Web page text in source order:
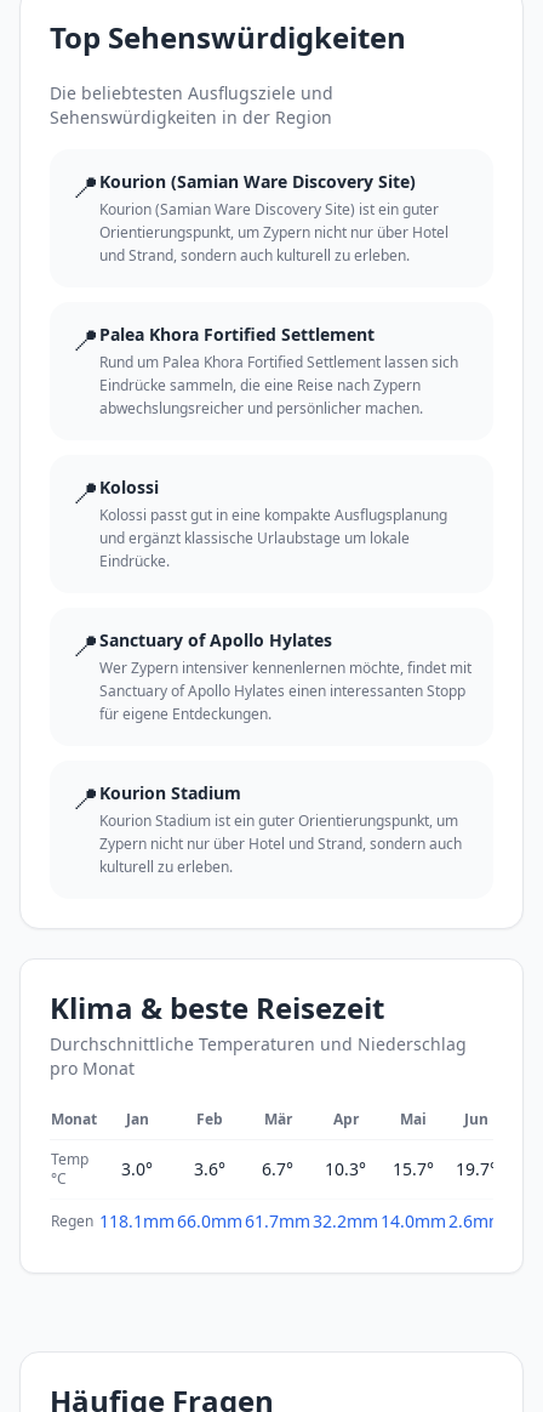
Top Sehenswürdigkeiten
Die beliebtesten Ausflugsziele und
Sehenswürdigkeiten in der Region
📍 Kourion (Samian Ware Discovery Site)
Kourion (Samian Ware Discovery Site) ist ein guter
Orientierungspunkt, um Zypern nicht nur über Hotel
und Strand, sondern auch kulturell zu erleben.
📍 Palea Khora Fortified Settlement
Rund um Palea Khora Fortified Settlement lassen sich
Eindrücke sammeln, die eine Reise nach Zypern
abwechslungsreicher und persönlicher machen.
📍 Kolossi
Kolossi passt gut in eine kompakte Ausflugsplanung
und ergänzt klassische Urlaubstage um lokale
Eindrücke.
📍Sanctuary of Apollo Hylates
Wer Zypern intensiver kennenlernen möchte, findet mit
Sanctuary of Apollo Hylates einen interessanten Stopp
für eigene Entdeckungen.
📍 Kourion Stadium
Kourion Stadium ist ein guter Orientierungspunkt, um
Zypern nicht nur über Hotel und Strand, sondern auch
kulturell zu erleben.
Klima & beste Reisezeit
Durchschnittliche Temperaturen und Niederschlag
pro Monat
Monat Jan Feb Mär Apr Mai Jun
Temp
°C
3.0° 3.6° 6.7° 10.3° 15.7° 19.7°
Regen 118.1mm66.0mm61.7mm32.2mm 14.0mm 2.6mm
Häufige Fragen